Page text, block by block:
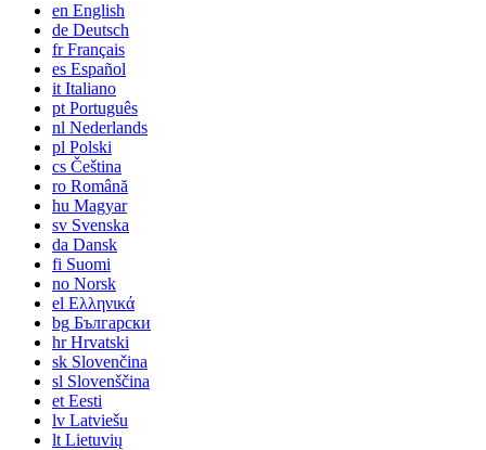
en English
de Deutsch
frFrançais
es Español
it Italiano
pt Português
nl Nederlands
pl Polski
cs Čeština
ro Română
hu Magyar
sv Svenska
da Dansk
fi Suomi
no Norsk
el Ελληνικά
bg Български
hrHrvatski
sk Slovenčina
sl Slovenščina
et Eesti
lv Latviešu
lt Lietuvių